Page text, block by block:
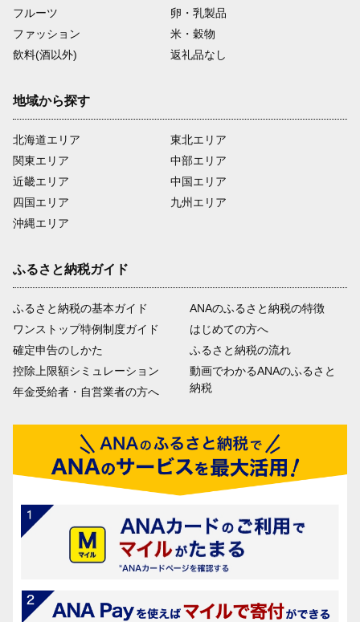
フルーツ
卵・乳製品
ファッション
米・穀物
飲料(酒以外)
返礼品なし
地域から探す
北海道エリア
関東エリア
近畿エリア
四国エリア
沖縄エリア
東北エリア
中部エリア
中国エリア
九州エリア
ふるさと納税ガイド
ふるさと納税の基本ガイド
ワンストップ特例制度ガイド
確定申告のしかた
控除上限額シミュレーション
年金受給者・自営業者の方へ
ANAのふるさと納税の特徴
はじめての方へ
ふるさと納税の流れ
動画でわかるANAのふるさと
納税